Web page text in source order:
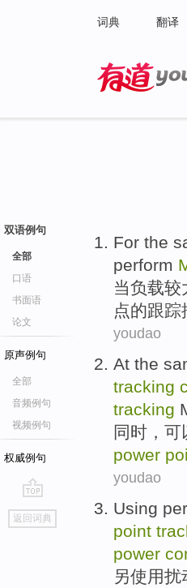
词典 翻译
双语例句
全部
口语
书面语
论文
原声例句
全部
音频例句
视频例句
权威例句
go
top
返回词典
For the
perform
当负载较
点的跟踪
youdao
At the
tracking
tracking
同时 ， 可
power
youdao
Using
point
power
另使用扰